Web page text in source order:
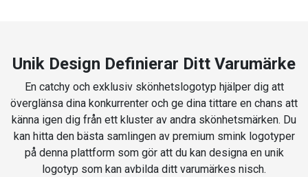
Unik Design Definierar Ditt Varumärke
En catchy och exklusiv skönhetslogotyp hjälper dig att
överglänsa dina konkurrenter och ge dina tittare en chans att
känna igen dig från ett kluster av andra skönhetsmärken. Du
kan hitta den bästa samlingen av premium smink logotyper
på denna plattform som gör att du kan designa en unik
logotyp som kan avbilda ditt varumärkes nisch.